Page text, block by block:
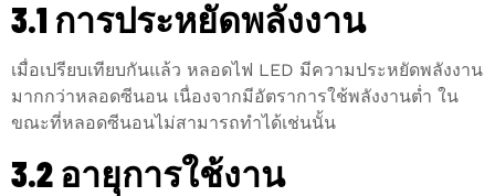
3.1 การประหยัดพลังงาน
เมื่อเปรียบเทียบกันแล้ว หลอดไฟ LED มีความประหยัดพลังงาน
มากกว่าหลอดซีนอน เนื่องจากมีอัตราการใช้พลังงานต่ำ ใน
ขณะที่หลอดซีนอนไม่สามารถทำได้เช่นนั้น
3.2 อายุการใช้งาน